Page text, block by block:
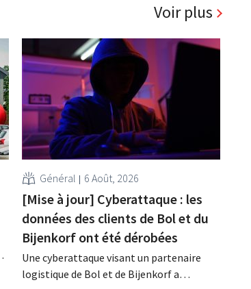
Voir plus
Général 6 Août, 2026
[Mise à jour] Cyberattaque : les
données des clients de Bol et du
Bijenkorf ont été dérobées
Une cyberattaque visant un partenaire
logistique de Bol et de Bijenkorf a